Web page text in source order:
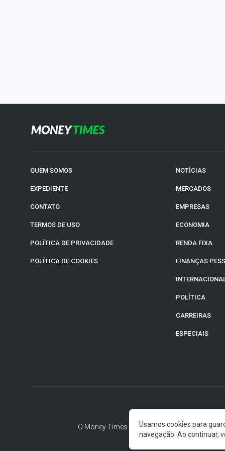
QUEM SOMOS
EXPEDIENTE
CONTATO
TERMOS DE USO
POLÍTICA DE PRIVACIDADE
POLÍTICA DE COOKIES
NOTÍCIAS
MERCADOS
EMPRESAS
ECONOMIA
RENDA FIXA
FINANÇAS
POLÍTICA
CARREIRAS
ESPECIAIS
O Money Times publica matérias de cunho
Usamos cookies para
navegação. Ao continuar,